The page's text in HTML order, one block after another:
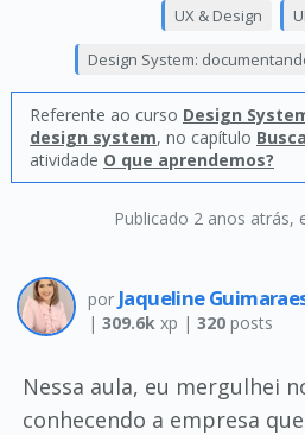
Publicado 2 anos atrás,
UX & Design
Design System:
Referente ao curso Design
design system, no capítulo
atividade O que aprendemos?
por Jaqueline
| 309.6kxp | 320posts
Nessa aula, eu mergulhei
conhecendo a empresa